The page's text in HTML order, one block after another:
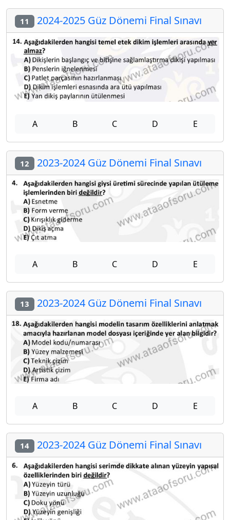
11 2024-2025 Güz Dönemi Final Sınavı
A B C D E
12 2023-2024 Güz Dönemi Final Sınavı
A B C D E
13 2023-2024 Güz Dönemi Final Sınavı
A B C D E
14 2023-2024 Güz Dönemi Final Sınavı